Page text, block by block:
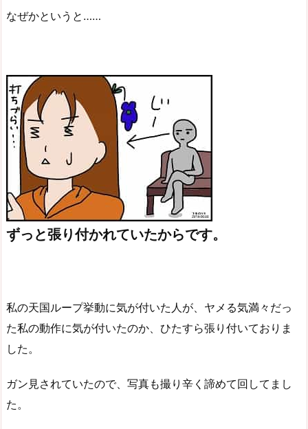
なぜかというと……
ずっと張り付かれていたからです。
私の天国ループ挙動に気が付いた人が、ヤメる気満々だっ
た私の動作に気が付いたのか、ひたすら張り付いておりま
した。
ガン見されていたので、写真も撮り辛く諦めて回してまし
た。